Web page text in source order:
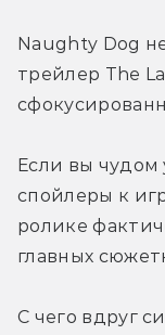
Naughty Dog
трейлер The
Если вы чудом
спойлеры к
ролике
главных
С чего вдруг